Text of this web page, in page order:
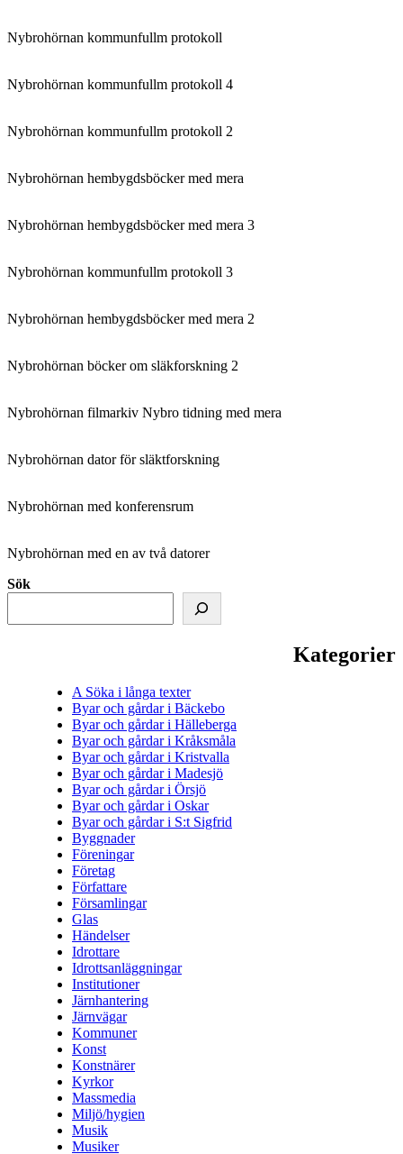
Nybrohörnan kommunfullm protokoll
Nybrohörnan kommunfullm protokoll 4
Nybrohörnan kommunfullm protokoll 2
Nybrohörnan hembygdsböcker med mera
Nybrohörnan hembygdsböcker med mera 3
Nybrohörnan kommunfullm protokoll 3
Nybrohörnan hembygdsböcker med mera 2
Nybrohörnan böcker om släkforskning 2
Nybrohörnan filmarkiv Nybro tidning med mera
Nybrohörnan dator för släktforskning
Nybrohörnan med konferensrum
Nybrohörnan med en av två datorer
Sök
Kategorier
A Söka i långa texter
Byar och gårdar i Bäckebo
Byar och gårdar i Hälleberga
Byar och gårdar i Kråksmåla
Byar och gårdar i Kristvalla
Byar och gårdar i Madesjö
Byar och gårdar i Örsjö
Byar och gårdar i Oskar
Byar och gårdar i S:t Sigfrid
Byggnader
Föreningar
Företag
Författare
Församlingar
Glas
Händelser
Idrottare
Idrottsanläggningar
Institutioner
Järnhantering
Järnvägar
Kommuner
Konst
Konstnärer
Kyrkor
Massmedia
Miljö/hygien
Musik
Musiker